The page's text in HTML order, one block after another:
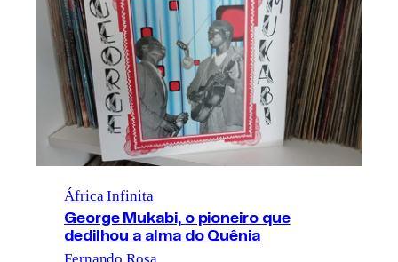
África Infinita
George Mukabi, o pioneiro que
dedilhou a alma do Quênia